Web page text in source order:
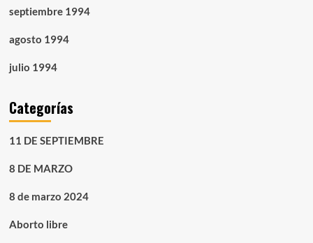
septiembre 1994
agosto 1994
julio 1994
Categorías
11 DE SEPTIEMBRE
8 DE MARZO
8 de marzo 2024
Aborto libre